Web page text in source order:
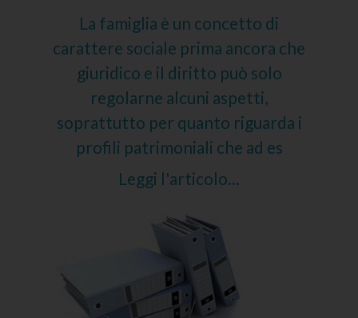
La famiglia è un concetto di
carattere sociale prima ancora che
giuridico e il diritto può solo
regolarne alcuni aspetti,
soprattutto per quanto riguarda i
profili patrimoniali che ad es
Leggi l'articolo...